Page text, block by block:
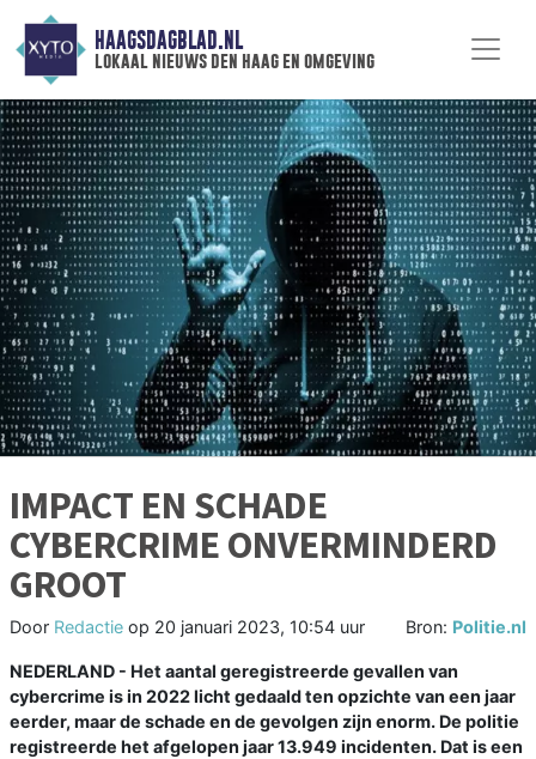
HAAGSDAGBLAD.NL
lokaal nieuws den haag en omgeving
IMPACT EN SCHADE
CYBERCRIME ONVERMINDERD
GROOT
Door Redactie op 20 januari 2023, 10:54 uur Bron: Politie.nl
NEDERLAND - Het aantal geregistreerde gevallen van
cybercrime is in 2022 licht gedaald ten opzichte van een jaar
eerder, maar de schade en de gevolgen zijn enorm. De politie
registreerde het afgelopen jaar 13.949 incidenten. Dat is een